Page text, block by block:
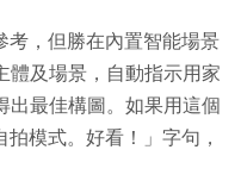
考，但勝在內置智能場景
體及場景，自動指示用家
出最佳構圖。如果用這個
模式。好看！」字句，